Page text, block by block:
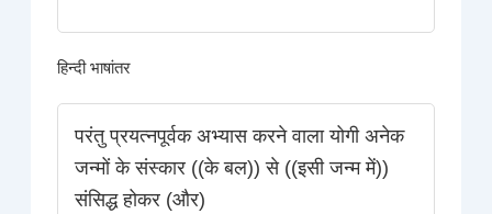
हिन्दी भाषांतर
परंतु प्रयत्नपूर्वक अभ्यास करने वाला योगी अनेक
जन्मों के संस्कार ((के बल)) से ((इसी जन्म में))
संसिद्ध होकर (और)